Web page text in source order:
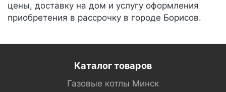
цены, доставку на дом и услугу оформления
приобретения в рассрочку в городе Борисов.
Каталог товаров
Газовые котлы Минск